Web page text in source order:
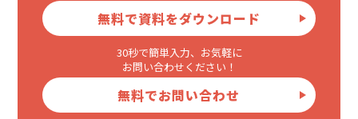
無料で資料をダウンロード
30秒で簡単入力、お気軽に
お問い合わせください！
無料でお問い合わせ